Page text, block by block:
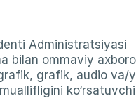
Administratsiyasi
bilan ommaviy
grafik, audio va/
ko‘rsatuvchi